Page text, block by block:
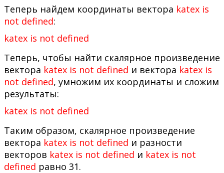
Теперь найдем координаты вектора katex is
not defined:
katex is not defined
Теперь, чтобы найти скалярное произведение
вектора katex is not defined и вектора katex is
not defined, умножим их координаты и сложим
результаты:
katex is not defined
Таким образом, скалярное произведение
вектора katex is not defined и разности
векторов katex is not defined и katex is not
defined равно 31.